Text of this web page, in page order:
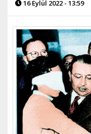
16 Eylül 2022 - 13:59